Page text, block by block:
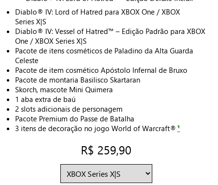
Diablo® IV: Lord of Hatred para XBOX One / XBOX
Series X|S
Diablo® IV: Vessel of Hatred™ – Edição Padrão para XBOX
One / XBOX Series X|S
Pacote de itens cosméticos de Paladino da Alta Guarda
Celeste
Pacote de item cosmético Apóstolo Infernal de Bruxo
Pacote de montaria Basilisco Skartaran
Skorch, mascote Mini Quimera
1 aba extra de baú
2 slots adicionais de personagem
Pacote Premium do Passe de Batalha
3 itens de decoração no jogo World of Warcraft®
R$ 259,90